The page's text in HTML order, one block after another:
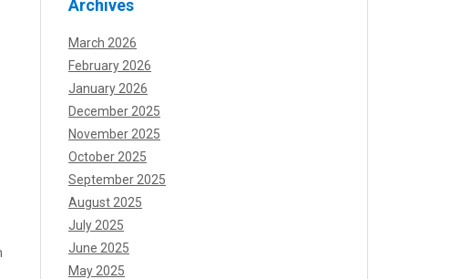
Archives
March 2026
February 2026
January 2026
December 2025
November 2025
October 2025
September 2025
August 2025
July 2025
June 2025
May 2025